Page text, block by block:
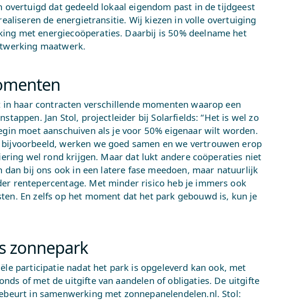
overtuigd dat gedeeld lokaal eigendom past in de tijdgeest
de energietransitie. Wij kiezen in volle overtuiging
met energiecoöperaties. Daarbij is 50% deelname het
maatwerk.
haar contracten verschillende momenten waarop een
Jan Stol, projectleider bij Solarfields: “Het is wel zo
moet aanschuiven als je voor 50% eigenaar wilt worden.
werken we goed samen en we vertrouwen erop
wel rond krijgen. Maar dat lukt andere coöperaties niet
dan bij ons ook in een latere fase meedoen, maar natuurlijk
rentepercentage. Met minder risico heb je immers ook
En zelfs op het moment dat het park gebouwd is, kun je
zonnepark
participatie nadat het park is opgeleverd kan ook, met
of met de uitgifte van aandelen of obligaties. De uitgifte
in samenwerking met zonnepanelendelen.nl. Stol: